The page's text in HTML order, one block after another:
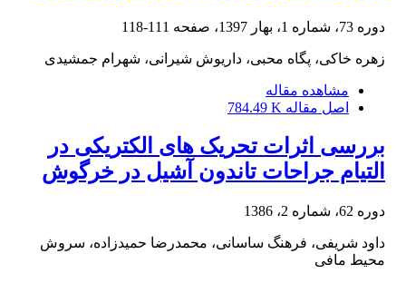
دوره 73، شماره 1، بهار 1397، صفحه 111-118
زهره خاکی، پگاه محبی، داریوش شیرانی، شهرام جمشیدی
مشاهده مقاله
اصل مقاله 784.49 K
بررسی اثرات تحریک های الکتریکی در
التیام جراحات تاندون آشیل در خرگوش
دوره 62، شماره 2، 1386
داود شریفی، فرهنگ ساسانی، محمدرضا حمیدزاده، سروش
محیط مافی